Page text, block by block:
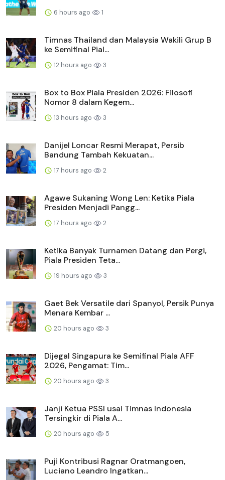
6 hours ago 1
Timnas Thailand dan Malaysia Wakili Grup B
ke Semifinal Pial...
12 hours ago 3
Box to Box Piala Presiden 2026: Filosofi
Nomor 8 dalam Kegem...
13 hours ago 3
Danijel Loncar Resmi Merapat, Persib
Bandung Tambah Kekuatan...
17 hours ago 2
Agawe Sukaning Wong Len: Ketika Piala
Presiden Menjadi Pangg...
17 hours ago 2
Ketika Banyak Turnamen Datang dan Pergi,
Piala Presiden Teta...
19 hours ago 3
Gaet Bek Versatile dari Spanyol, Persik Punya
Menara Kembar ...
20 hours ago 3
Dijegal Singapura ke Semifinal Piala AFF
2026, Pengamat: Tim...
20 hours ago 3
Janji Ketua PSSI usai Timnas Indonesia
Tersingkir di Piala A...
20 hours ago 5
Puji Kontribusi Ragnar Oratmangoen,
Luciano Leandro Ingatkan...